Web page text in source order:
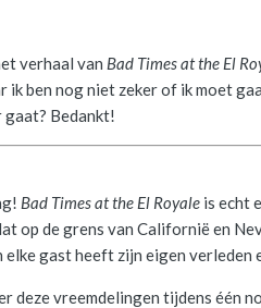
verhaal van Bad Times at the El
ik ben nog niet zeker of ik moet
Bedankt!
Bad Times at the El Royaleis echt
op de grens van Californië en
elke gast heeft zijn eigen verleden
deze vreemdelingen tijdens één